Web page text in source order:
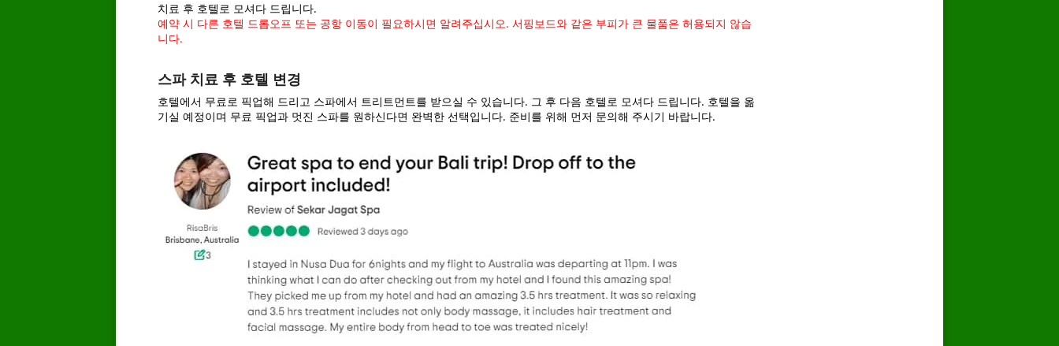
치료 후 호텔로 모셔다 드립니다.
예약 시 다른 호텔 드롭오프 또는 공항 이동이 필요하시면 알려주십시오. 서핑보드와 같은 부피가 큰 물품은 허용되지 않습
니다.
스파 치료 후 호텔 변경
호텔에서 무료로 픽업해 드리고 스파에서 트리트먼트를 받으실 수 있습니다. 그 후 다음 호텔로 모셔다 드립니다. 호텔을 옮
기실 예정이며 무료 픽업과 멋진 스파를 원하신다면 완벽한 선택입니다. 준비를 위해 먼저 문의해 주시기 바랍니다.